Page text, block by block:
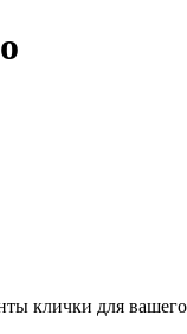
клички для